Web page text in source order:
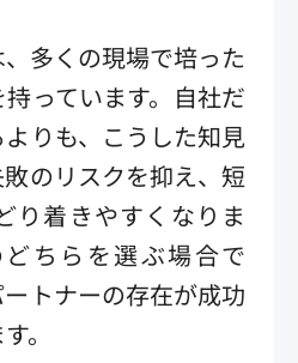
多くの現場で培った
っています。自社だ
りも、こうした知見
のリスクを抑え、短
り着きやすくなりま
ちらを選ぶ場合で
トナーの存在が成功
。